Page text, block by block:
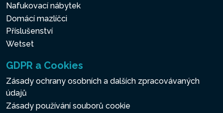
Nafukovací nábytek
Domácí mazlíčci
Příslušenství
Wetset
GDPR a Cookies
Zásady ochrany osobních a dalších zpracovávaných
údajů
Zásady používání souborů cookie